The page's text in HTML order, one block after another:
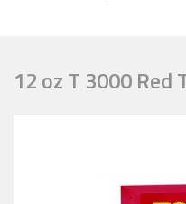
12 oz T 3000 Red